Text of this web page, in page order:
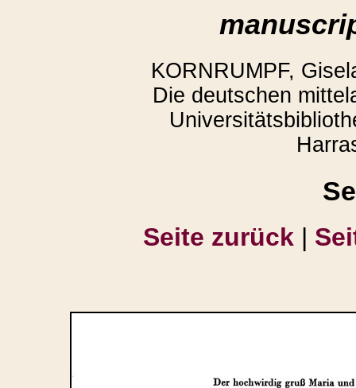
KORNRUMPF,
Die deutschen
Seite zurück |